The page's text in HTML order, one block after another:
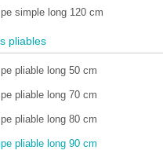
simple long 120 cm
pliables
pliable long 50 cm
pliable long 70 cm
pliable long 80 cm
pliable long 90 cm